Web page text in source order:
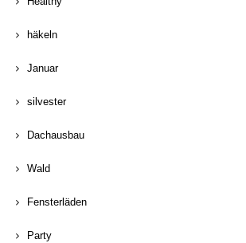
häkeln
Januar
silvester
Dachausbau
Wald
Fensterläden
Party